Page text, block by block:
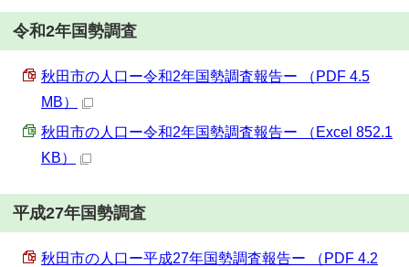
令和2年国勢調査
秋田市の人口ー令和2年国勢調査報告ー （PDF 4.5
MB）
秋田市の人口ー令和2年国勢調査報告ー （Excel 852.1
KB）
平成27年国勢調査
秋田市の人口ー平成27年国勢調査報告ー （PDF 4.2